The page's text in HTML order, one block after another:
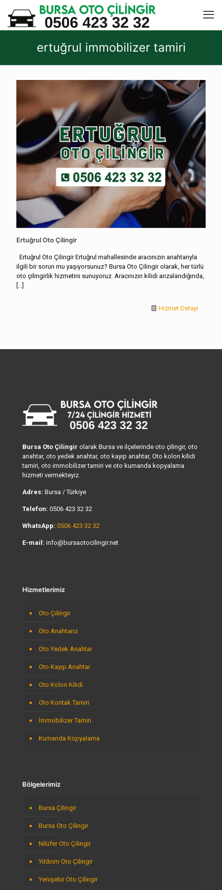
ertuğrul immobilizer tamiri
Ertuğrul Oto Çilingir
Ertuğrul Oto Çilingir Ertuğrul mahallesinde aracınızın anahtarıyla
ilgili bir sorun mu yaşıyorsunuz? Bursa Oto Çilingir olarak, her türlü
oto çilingirlik hizmetini sunuyoruz. Aracınızın kilidi arızalandığında,
[…]
Hizmet Detayı
Bursa Oto Çilingir olarak Bursa ve ilçelerinde oto çilingir, oto
anahtar, oto yedek anahtar, oto kayıp anahtar, Oto kolon kilidi
tamiri, oto immobilizer tamiri ve oto kumanda kopyalama
hizmeti vermekteyiz.
Adres: Bursa / Türkiye
Telefon: 0506 423 32 32
WhatsApp: 0506 423 32 32
E-mail: info@bursaotocilingir.net
Hizmetlerimiz
Oto Çilingir
Oto Anahtarcı
Oto Yedek Anahtar
Oto Kayıp Anahtar
Oto Kolon Kilidi
Oto Kontak Tamiri
İmmobilizer Tamiri
Kumanda Kopyalama
Bölgelerimiz
Bursa Çilingir
Bursa Oto Çilingir
Nilüfer Oto Çilingir
Yıldırım Oto Çilingir
Yenişehir Oto Çilingir